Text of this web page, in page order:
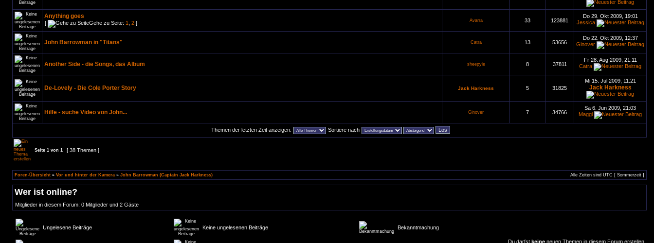
Anything goes
[ Gehe zu Seite: 1 2 ] Avarra 33 123881
Do 29. Okt 2009, 19:01
Jessica
John Barrowman in "Titans" Catra 13 53656
Do 22. Okt 2009, 12:37
Ginover
Another Side - die Songs, das Album sheepyie 8 37811
Fr 28. Aug 2009, 21:11
Catra
De-Lovely - Die Cole Porter Story Jack Harkness 5 31825
Mi 15. Jul 2009, 11:21
Jack Harkness
Hilfe - suche Video von John... Ginover 7 34766
Sa 6. Jun 2009, 21:03
Maggi
Themen der letzten Zeit anzeigen: Sortiere nach
Seite 1 von 1 [ 38 Themen ]
Foren-Übersicht » Vor und hinter der Kamera » John Barrowman (Captain Jack Harkness) Alle Zeiten sind UTC [ Sommerzeit ]
Wer ist online?
Mitglieder in diesem Forum: 0 Mitglieder und 2 Gäste
Ungelesene Beiträge Keine ungelesenen Beiträge Bekanntmachung
Du darfst keine neuen Themen in diesem Forum erstellen.